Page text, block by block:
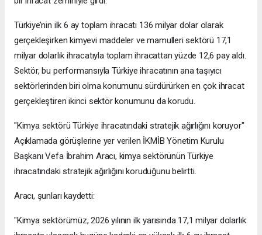
Türkiye’nin ilk 6 ay toplam ihracatı 136 milyar dolar olarak
gerçekleşirken kimyevi maddeler ve mamulleri sektörü 17,1
milyar dolarlık ihracatıyla toplam ihracattan yüzde 12,6 pay aldı.
Sektör, bu performansıyla Türkiye ihracatının ana taşıyıcı
sektörlerinden biri olma konumunu sürdürürken en çok ihracat
gerçekleştiren ikinci sektör konumunu da korudu.
"Kimya sektörü Türkiye ihracatındaki stratejik ağırlığını koruyor"
Açıklamada görüşlerine yer verilen İKMİB Yönetim Kurulu
Başkanı Vefa İbrahim Aracı, kimya sektörünün Türkiye
ihracatındaki stratejik ağırlığını koruduğunu belirtti.
Aracı, şunları kaydetti:
"Kimya sektörümüz, 2026 yılının ilk yarısında 17,1 milyar dolarlık